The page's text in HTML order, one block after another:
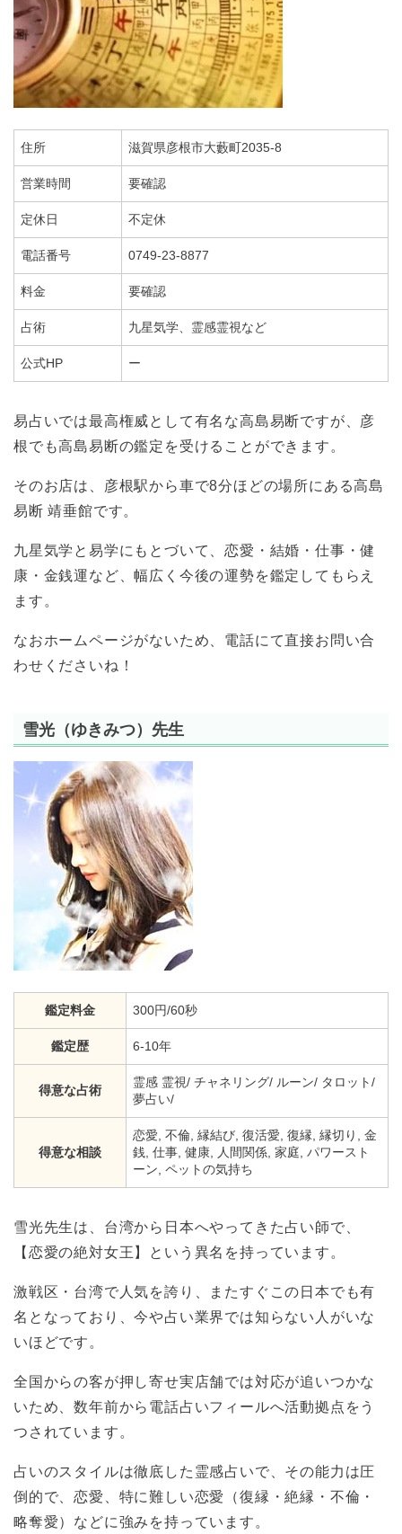
住所 滋賀県彦根市大藪町2035-8
営業時間 要確認
定休日 不定休
電話番号 0749-23-8877
料金 要確認
占術 九星気学、霊感霊視など
公式HP ー
易占いでは最高権威として有名な高島易断ですが、彦
根でも高島易断の鑑定を受けることができます。
そのお店は、彦根駅から車で8分ほどの場所にある高島
易断 靖垂館です。
九星気学と易学にもとづいて、恋愛・結婚・仕事・健
康・金銭運など、幅広く今後の運勢を鑑定してもらえ
ます。
なおホームページがないため、電話にて直接お問い合
わせくださいね！
雪光（ゆきみつ）先生
鑑定料金 300円/60秒
鑑定歴 6-10年
得意な占術
霊感 霊視/ チャネリング/ ルーン/ タロット/
夢占い/
得意な相談
恋愛, 不倫, 縁結び, 復活愛, 復縁, 縁切り, 金
銭, 仕事, 健康, 人間関係, 家庭, パワースト
ーン, ペットの気持ち
雪光先生は、台湾から日本へやってきた占い師で、
【恋愛の絶対女王】という異名を持っています。
激戦区・台湾で人気を誇り、またすぐこの日本でも有
名となっており、今や占い業界では知らない人がいな
いほどです。
全国からの客が押し寄せ実店舗では対応が追いつかな
いため、数年前から電話占いフィールへ活動拠点をう
つされています。
占いのスタイルは徹底した霊感占いで、その能力は圧
倒的で、恋愛、特に難しい恋愛（復縁・絶縁・不倫・
略奪愛）などに強みを持っています。